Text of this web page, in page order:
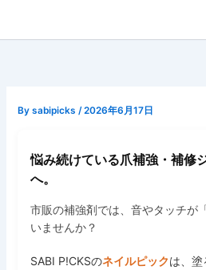
Bysabipicks/2026年6月17日
悩み続けている爪補強・補修
へ。
市販の補強剤では、音やタッチが
いませんか？
SABI P!CKSのネイルピックは、